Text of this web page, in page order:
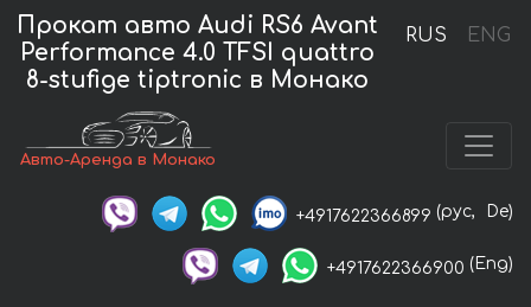
RUS ENG
Прокат авто Audi RS6 Avant
Performance 4.0 TFSI quattro
8-stufige tiptronic в Монако
Авто-Аренда в Монако
+4917622366899 (рус, De)
+4917622366900 (Eng)